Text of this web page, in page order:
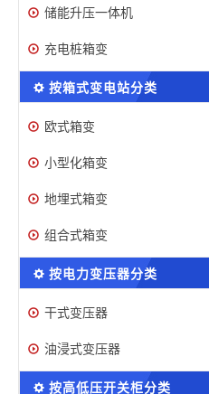
储能升压一体机
充电桩箱变
按箱式变电站分类
欧式箱变
小型化箱变
地埋式箱变
组合式箱变
按电力变压器分类
干式变压器
油浸式变压器
按高低压开关柜分类